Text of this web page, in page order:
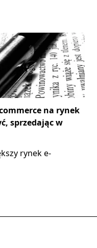
na rynek
sprzedając w
rynek e-